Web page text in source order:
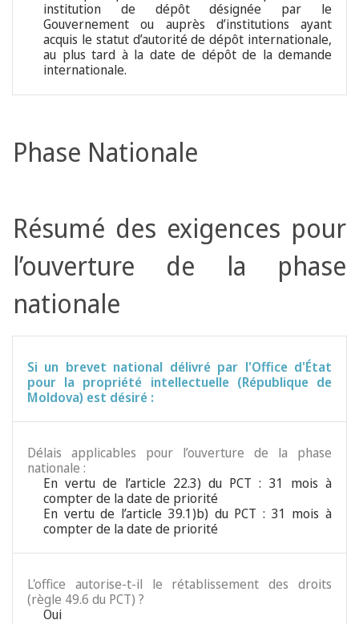
institution de dépôt désignée par le
Gouvernement ou auprès d’institutions ayant
acquis le statut d’autorité de dépôt internationale,
au plus tard à la date de dépôt de la demande
internationale.
Phase Nationale
Résumé des exigences pour
l’ouverture de la phase
nationale
Si un brevet national délivré par l'Office d'État
pour la propriété intellectuelle (République de
Moldova) est désiré :
Délais applicables pour l’ouverture de la phase
nationale :
En vertu de l’article 22.3) du PCT : 31 mois à
compter de la date de priorité
En vertu de l’article 39.1)b) du PCT : 31 mois à
compter de la date de priorité
L'office autorise-t-il le rétablissement des droits
(règle 49.6 du PCT) ?
Oui